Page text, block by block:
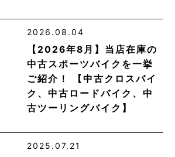
2026.08.04
【2026年8月】当店在庫の
中古スポーツバイクを一挙
ご紹介！ 【中古クロスバイ
ク、中古ロードバイク、中
古ツーリングバイク】
2025.07.21